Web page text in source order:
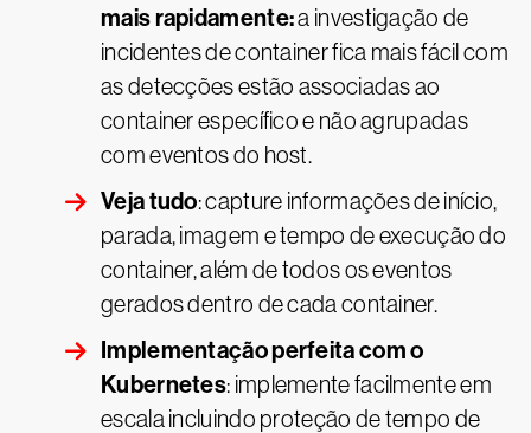
mais rapidamente:a investigação de
incidentes de container fica mais fácil com
as detecções estão associadas ao
container específico e não agrupadas
com eventos do host.
Veja tudo: capture informações de início,
parada, imagem e tempo de execução do
container, além de todos os eventos
gerados dentro de cada container.
Implementação perfeita com o
Kubernetes: implemente facilmente em
escala incluindo proteção de tempo de